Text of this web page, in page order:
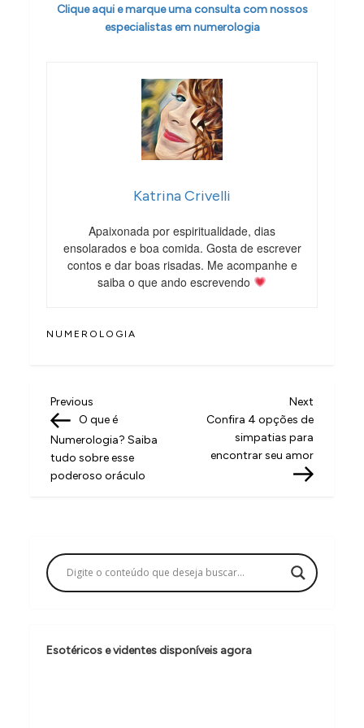
Clique aqui e marque uma consulta com nossos
especialistas em numerologia
Katrina Crivelli
Apaixonada por espiritualidade, dias
ensolarados e boa comida. Gosta de escrever
contos e dar boas risadas. Me acompanhe e
saiba o que ando escrevendo
NUMEROLOGIA
N
a
v
e
ç
ã
d
Previous
Post
Previous
O que é
Numerologia? Saiba
tudo sobre esse
poderoso oráculo
Next
Post
Next
Confira 4 opções de
simpatias para
encontrar seu amor
Esotéricos e videntes disponíveis agora